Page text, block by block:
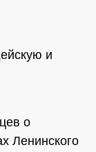
и
о
Ленинского